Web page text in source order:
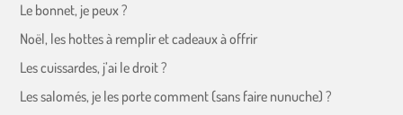
Le bonnet, je peux ?
Noël, les hottes à remplir et cadeaux à offrir
Les cuissardes, j’ai le droit ?
Les salomés, je les porte comment (sans faire nunuche) ?